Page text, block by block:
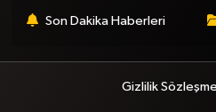
Son Dakika Haberleri
Gizlilik